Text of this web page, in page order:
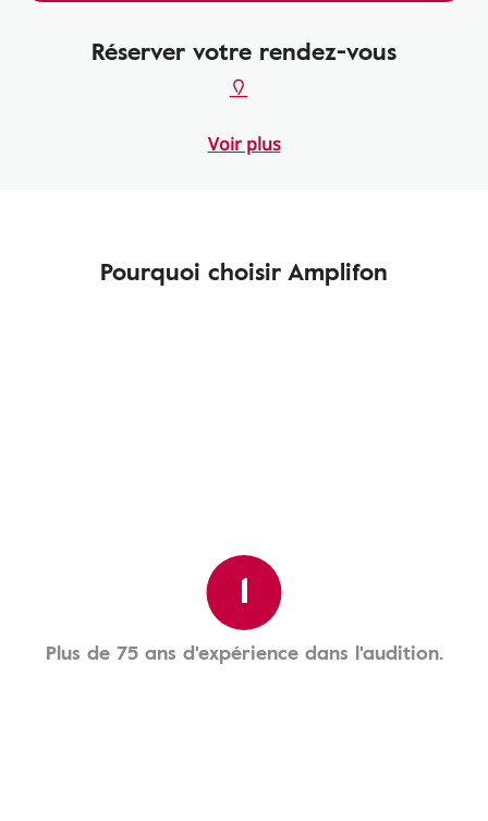
Réserver votre rendez-vous
Voir plus
Pourquoi choisir Amplifon
1
Plus de 75 ans d'expérience dans l'audition.